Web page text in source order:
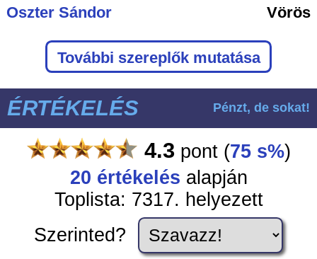
Oszter Sándor
Vörös
További szereplők mutatása
ÉRTÉKELÉS Pénzt, de sokat!
4.3pont (75 s%)
20 értékelés alapján
Toplista: 7317. helyezett
Szerinted?